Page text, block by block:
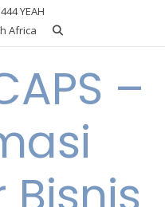
YEAH
Africa
–